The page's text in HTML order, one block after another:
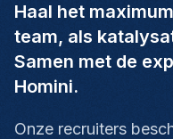
Haal het
team, als
Samen met de
Homini.
Onze recruiters